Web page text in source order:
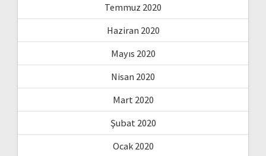
Temmuz 2020
Haziran 2020
Mayıs 2020
Nisan 2020
Mart 2020
Şubat 2020
Ocak 2020